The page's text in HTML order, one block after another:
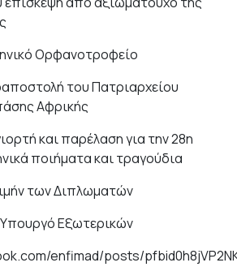
Ορφανοτροφείο
του Πατριαρχείου
Αφρικής
και παρέλαση για την 28η
ποιήματα και τραγούδια
των Διπλωματών
Εξωτερικών
enfimad/posts/